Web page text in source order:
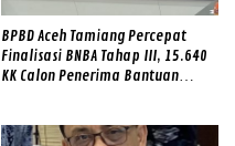
BPBD Aceh Tamiang Percepat
Finalisasi BNBA Tahap III, 15.640
KK Calon Penerima Bantuan